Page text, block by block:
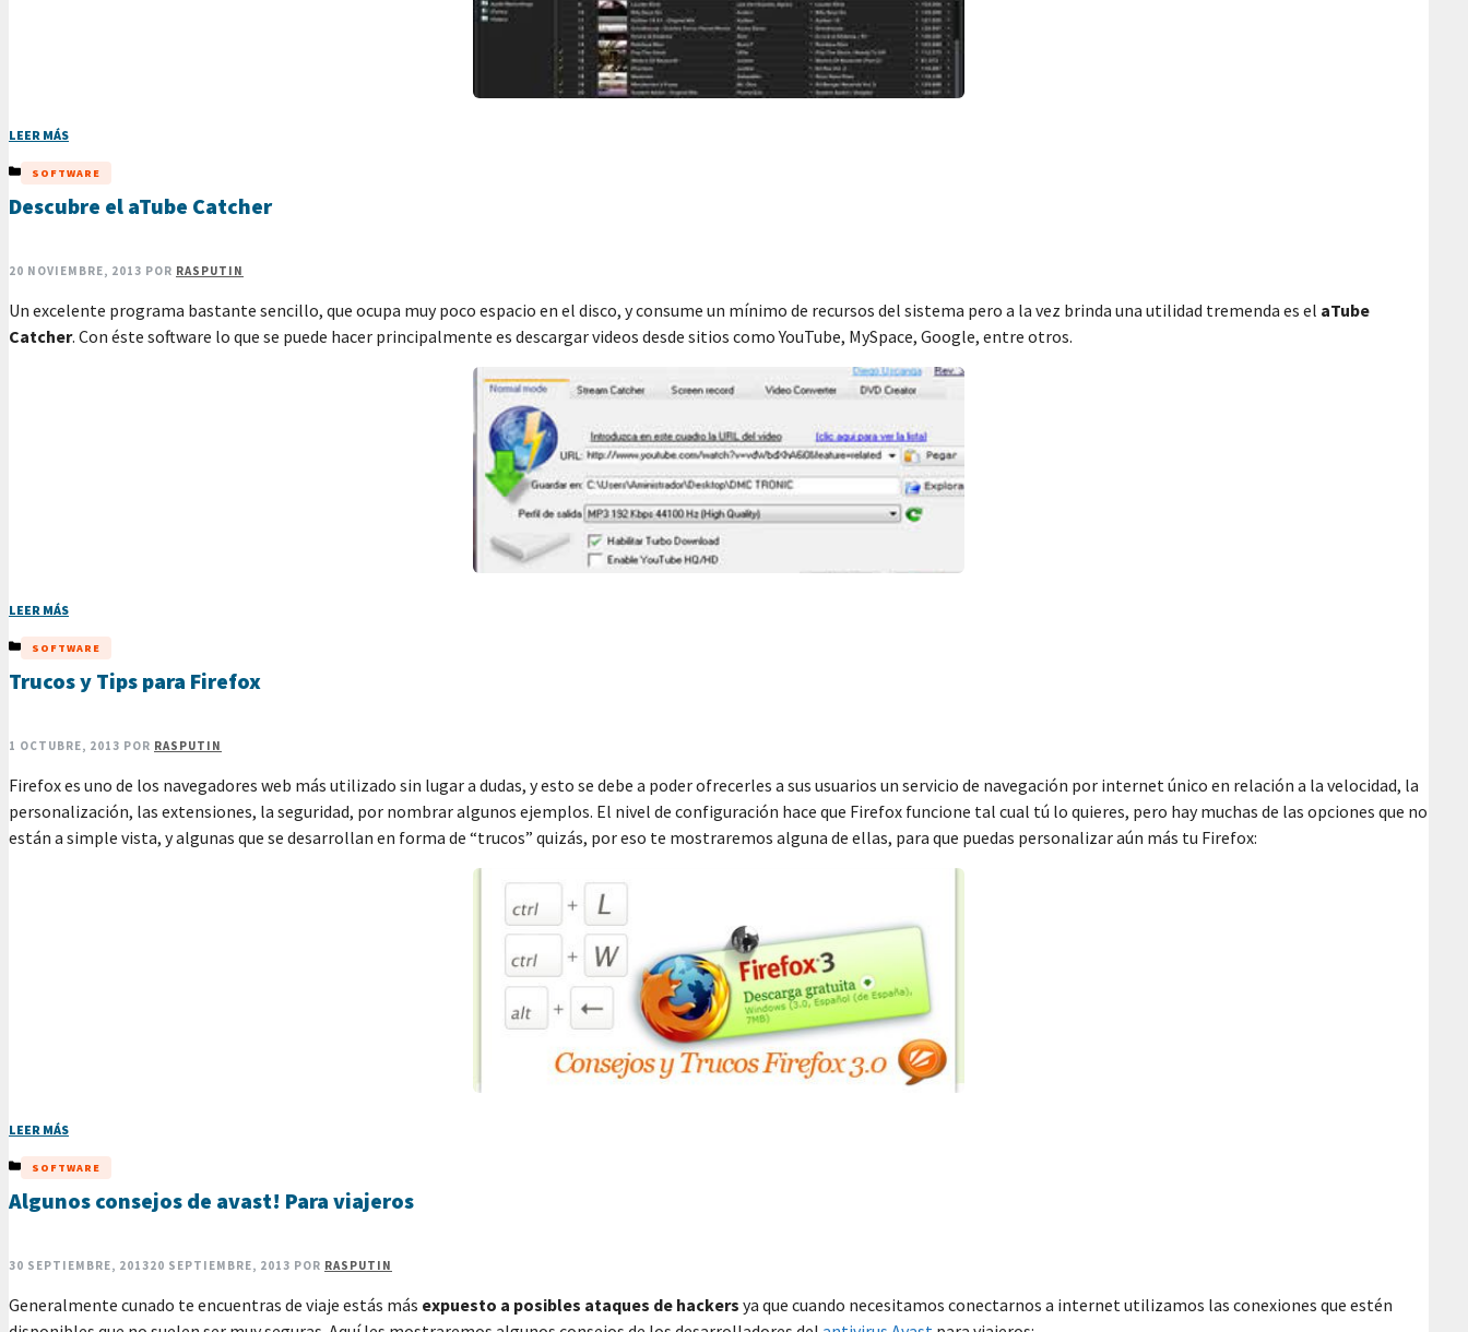
LEER MÁS
CATEGORÍAS
SOFTWARE
Descubre el aTube Catcher
20 NOVIEMBRE, 2013 POR RASPUTIN
Un excelente programa bastante sencillo, que ocupa muy poco espacio en el disco, y consume un mínimo de recursos del sistema pero a la vez brinda una utilidad tremenda es el aTube
Catcher. Con éste software lo que se puede hacer principalmente es descargar videos desde sitios como YouTube, MySpace, Google, entre otros.
LEER MÁS
CATEGORÍAS
SOFTWARE
Trucos y Tips para Firefox
1 OCTUBRE, 2013 POR RASPUTIN
Firefox es uno de los navegadores web más utilizado sin lugar a dudas, y esto se debe a poder ofrecerles a sus usuarios un servicio de navegación por internet único en relación a la velocidad, la
personalización, las extensiones, la seguridad, por nombrar algunos ejemplos. El nivel de configuración hace que Firefox funcione tal cual tú lo quieres, pero hay muchas de las opciones que no
están a simple vista, y algunas que se desarrollan en forma de “trucos” quizás, por eso te mostraremos alguna de ellas, para que puedas personalizar aún más tu Firefox:
LEER MÁS
CATEGORÍAS
SOFTWARE
Algunos consejos de avast! Para viajeros
30 SEPTIEMBRE, 201320 SEPTIEMBRE, 2013 POR RASPUTIN
Generalmente cunado te encuentras de viaje estás más expuesto a posibles ataques de hackers ya que cuando necesitamos conectarnos a internet utilizamos las conexiones que estén